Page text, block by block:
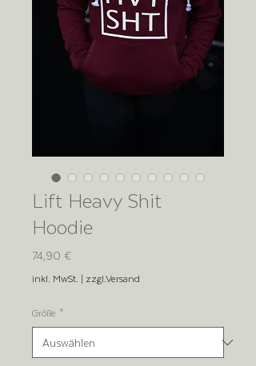
Lift Heavy Shit
Hoodie
74,90 €
inkl. MwSt. | zzgl.Versand
Größe *